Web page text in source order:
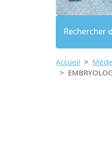
Rechercher
Accueil